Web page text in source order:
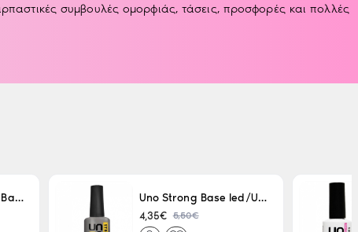
συμβουλές ομορφιάς, τάσεις, προσφορές και πολλές
Uno LED/UV Rubber Base 15ml Uno Strong Base led/Uv 15 ml
4,35€ 5,50€